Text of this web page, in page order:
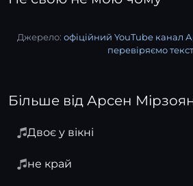
Джерело: офіційний YouTube канал
перевіряємо
Більше від Арсен
Двоє у вікні
не край